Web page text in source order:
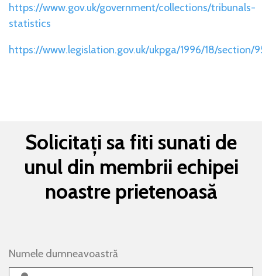
https://www.gov.uk/government/collections/tribunals-
statistics
https://www.legislation.gov.uk/ukpga/1996/18/section/
Solicitați sa fiti sunati de
unul din membrii echipei
noastre prietenoasă
Numele dumneavoastră